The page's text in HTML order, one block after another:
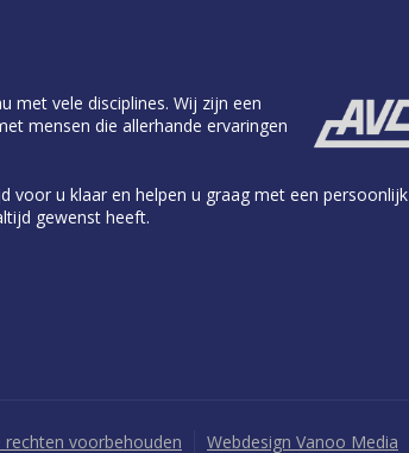
met vele disciplines. Wij zijn een
mensen die allerhande ervaringen
voor u klaar en helpen u graag met een persoonlijk
gewenst heeft.
rechten voorbehouden Webdesign Vanoo Media